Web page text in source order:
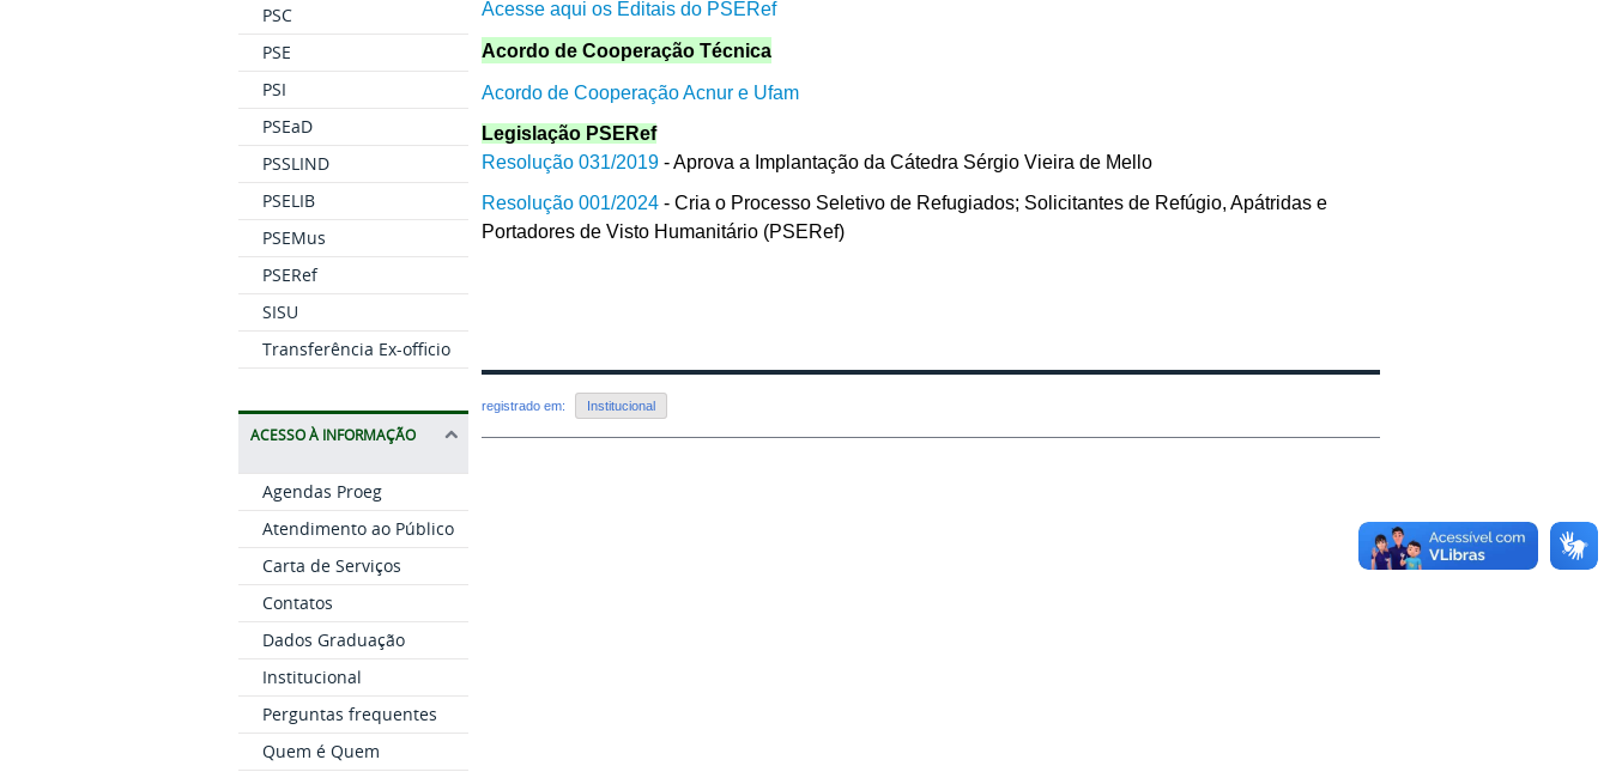
PSC
PSE
PSI
PSEaD
PSSLIND
PSELIB
PSEMus
PSERef
SISU
Transferência Ex-officio
ACESSO À INFORMAÇÃO
Agendas Proeg
Atendimento ao Público
Carta de Serviços
Contatos
Dados Graduação
Institucional
Perguntas frequentes
Quem é Quem
Acesse aqui os Editais do PSERef
Acordo de Cooperação Técnica
Acordo de Cooperação Acnur e Ufam
Legislação PSERef
Resolução 031/2019 - Aprova a Implantação da Cátedra Sérgio Vieira de Mello
Resolução 001/2024 - Cria o Processo Seletivo de Refugiados; Solicitantes de Refúgio, Apátridas e
Portadores de Visto Humanitário (PSERef)
registrado em: Institucional